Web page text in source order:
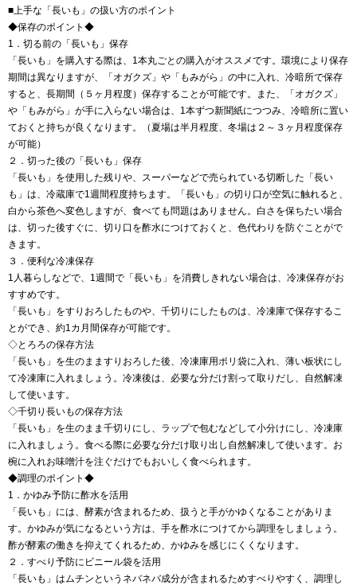
■上手な「長いも」の扱い方のポイント
◆保存のポイント◆
1．切る前の「長いも」保存
「長いも」を購入する際は、1本丸ごとの購入がオススメです。環境により保存
期間は異なりますが、「オガクズ」や「もみがら」の中に入れ、冷暗所で保存
すると、長期間（５ヶ月程度）保存することが可能です。また、「オガクズ」
や「もみがら」が手に入らない場合は、1本ずつ新聞紙につつみ、冷暗所に置い
ておくと持ちが良くなります。（夏場は半月程度、冬場は２～３ヶ月程度保存
が可能）
２．切った後の「長いも」保存
「長いも」を使用した残りや、スーパーなどで売られている切断した「長い
も」は、冷蔵庫で1週間程度持ちます。「長いも」の切り口が空気に触れると、
白から茶色へ変色しますが、食べても問題はありません。白さを保ちたい場合
は、切った後すぐに、切り口を酢水につけておくと、色代わりを防ぐことがで
きます。
３．便利な冷凍保存
1人暮らしなどで、1週間で「長いも」を消費しきれない場合は、冷凍保存がお
すすめです。
「長いも」をすりおろしたものや、千切りにしたものは、冷凍庫で保存するこ
とができ、約1カ月間保存が可能です。
◇とろろの保存方法
「長いも」を生のまますりおろした後、冷凍庫用ポリ袋に入れ、薄い板状にし
て冷凍庫に入れましょう。冷凍後は、必要な分だけ割って取りだし、自然解凍
して使います。
◇千切り長いもの保存方法
「長いも」を生のまま千切りにし、ラップで包むなどして小分けにし、冷凍庫
に入れましょう。食べる際に必要な分だけ取り出し自然解凍して使います。お
椀に入れお味噌汁を注ぐだけでもおいしく食べられます。
◆調理のポイント◆
1．かゆみ予防に酢水を活用
「長いも」には、酵素が含まれるため、扱うと手がかゆくなることがありま
す。かゆみが気になるという方は、手を酢水につけてから調理をしましょう。
酢が酵素の働きを抑えてくれるため、かゆみを感じにくくなります。
２．すべり予防にビニール袋を活用
「長いも」はムチンというネバネバ成分が含まれるためすべりやすく、調理し